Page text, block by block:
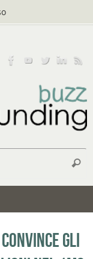
Cerca
gli